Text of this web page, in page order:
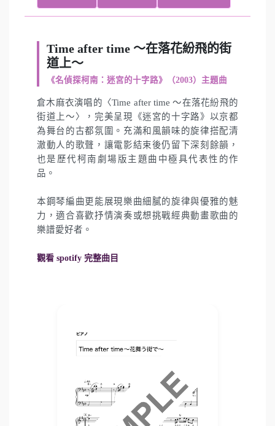
Time after time ～在落花紛飛的街
道上～
《名偵探柯南：迷宮的十字路》（2003）主題曲
倉木麻衣演唱的〈Time after time ～在落花紛飛的
街道上～〉，完美呈現《迷宮的十字路》以京都
為舞台的古都氛圍。充滿和風韻味的旋律搭配清
澈動人的歌聲，讓電影結束後仍留下深刻餘韻，
也是歷代柯南劇場版主題曲中極具代表性的作
品。
本鋼琴編曲更能展現樂曲細膩的旋律與優雅的魅
力，適合喜歡抒情演奏或想挑戰經典動畫歌曲的
樂譜愛好者。
觀看 spotify 完整曲目